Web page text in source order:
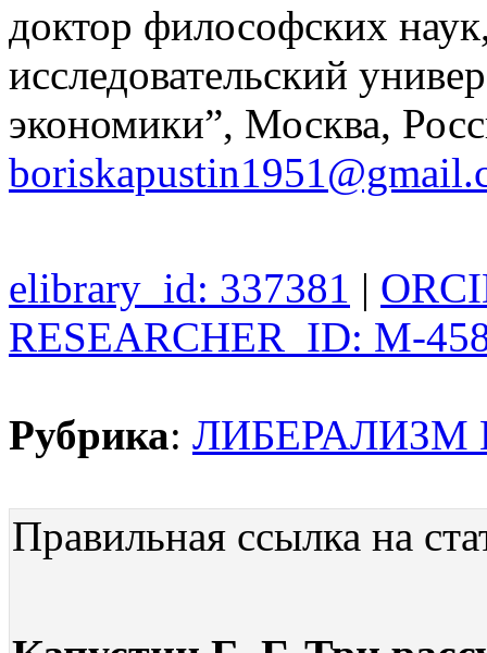
доктор философских
исследовательский
экономики”, Москва,
elibrary_id: 337381 |
RESEARCHER_ID: M-
Рубрика: ЛИБЕРАЛИЗМ
Правильная ссылка на